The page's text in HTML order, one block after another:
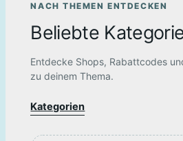
NACH THEMEN ENTDECKEN
Beliebte
Entdecke Shops, Rabattcodes
zu deinem Thema.
Kategorien